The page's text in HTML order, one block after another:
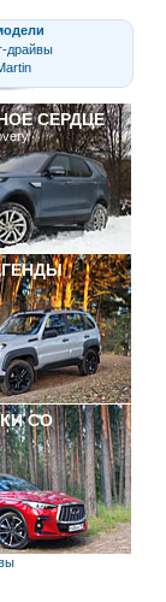
драйвы
СЕРДЦЕ
СО